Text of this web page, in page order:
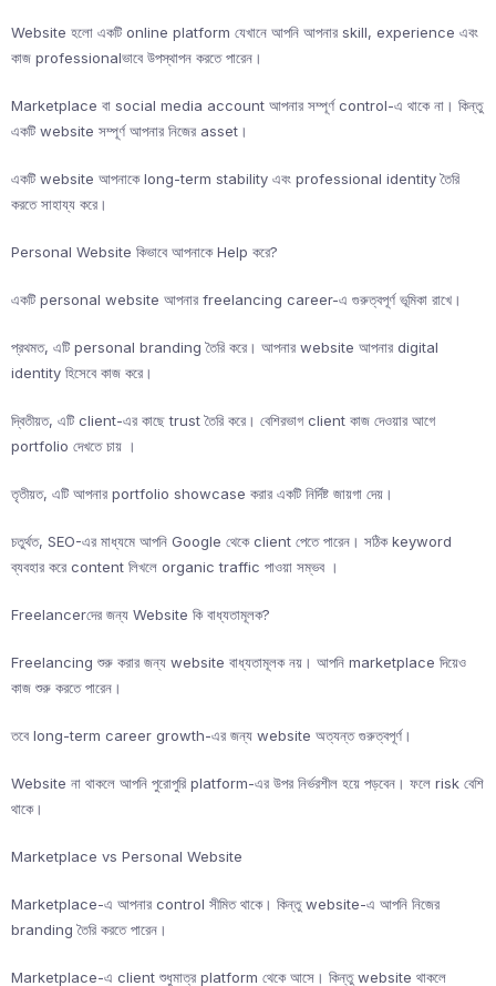
Website হলো একটি online platform যেখানে আপনি আপনার skill, experience এবং
কাজ professionalভাবে উপস্থাপন করতে পারেন।
Marketplace বা social media account আপনার সম্পূর্ণ control-এ থাকে না। কিন্তু
একটি website সম্পূর্ণ আপনার নিজের asset।
একটি website আপনাকে long-term stability এবং professional identity তৈরি
করতে সাহায্য করে।
Personal Website কিভাবে আপনাকে Help করে?
একটি personal website আপনার freelancing career-এ গুরুত্বপূর্ণ ভূমিকা রাখে।
প্রথমত, এটি personal branding তৈরি করে। আপনার website আপনার digital
identity হিসেবে কাজ করে।
দ্বিতীয়ত, এটি client-এর কাছে trust তৈরি করে। বেশিরভাগ client কাজ দেওয়ার আগে
portfolio দেখতে চায় ।
তৃতীয়ত, এটি আপনার portfolio showcase করার একটি নির্দিষ্ট জায়গা দেয়।
চতুর্থত, SEO-এর মাধ্যমে আপনি Google থেকে client পেতে পারেন। সঠিক keyword
ব্যবহার করে content লিখলে organic traffic পাওয়া সম্ভব ।
Freelancerদের জন্য Website কি বাধ্যতামূলক?
Freelancing শুরু করার জন্য website বাধ্যতামূলক নয়। আপনি marketplace দিয়েও
কাজ শুরু করতে পারেন।
তবে long-term career growth-এর জন্য website অত্যন্ত গুরুত্বপূর্ণ।
Website না থাকলে আপনি পুরোপুরি platform-এর উপর নির্ভরশীল হয়ে পড়বেন। ফলে risk বেশি
থাকে।
Marketplace vs Personal Website
Marketplace-এ আপনার control সীমিত থাকে। কিন্তু website-এ আপনি নিজের
branding তৈরি করতে পারেন।
Marketplace-এ client শুধুমাত্র platform থেকে আসে। কিন্তু website থাকলে